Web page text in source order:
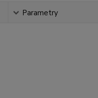
Parametry